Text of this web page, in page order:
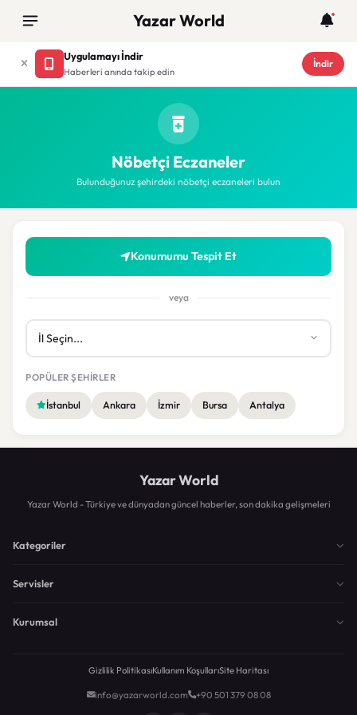
Yazar World
Uygulamayı İndir
Haberleri anında takip edin
İndir
Nöbetçi Eczaneler
Bulunduğunuz şehirdeki nöbetçi eczaneleri bulun
Konumumu Tespit Et
veya
POPÜLER ŞEHIRLER
İstanbul Ankara İzmir Bursa Antalya
Yazar World
Yazar World - Türkiye ve dünyadan güncel haberler, son dakika gelişmeleri
Kategoriler
Servisler
Kurumsal
Gizlilik PolitikasıKullanım KoşullarıSite Haritası
info@yazarworld.com +90 501 379 08 08